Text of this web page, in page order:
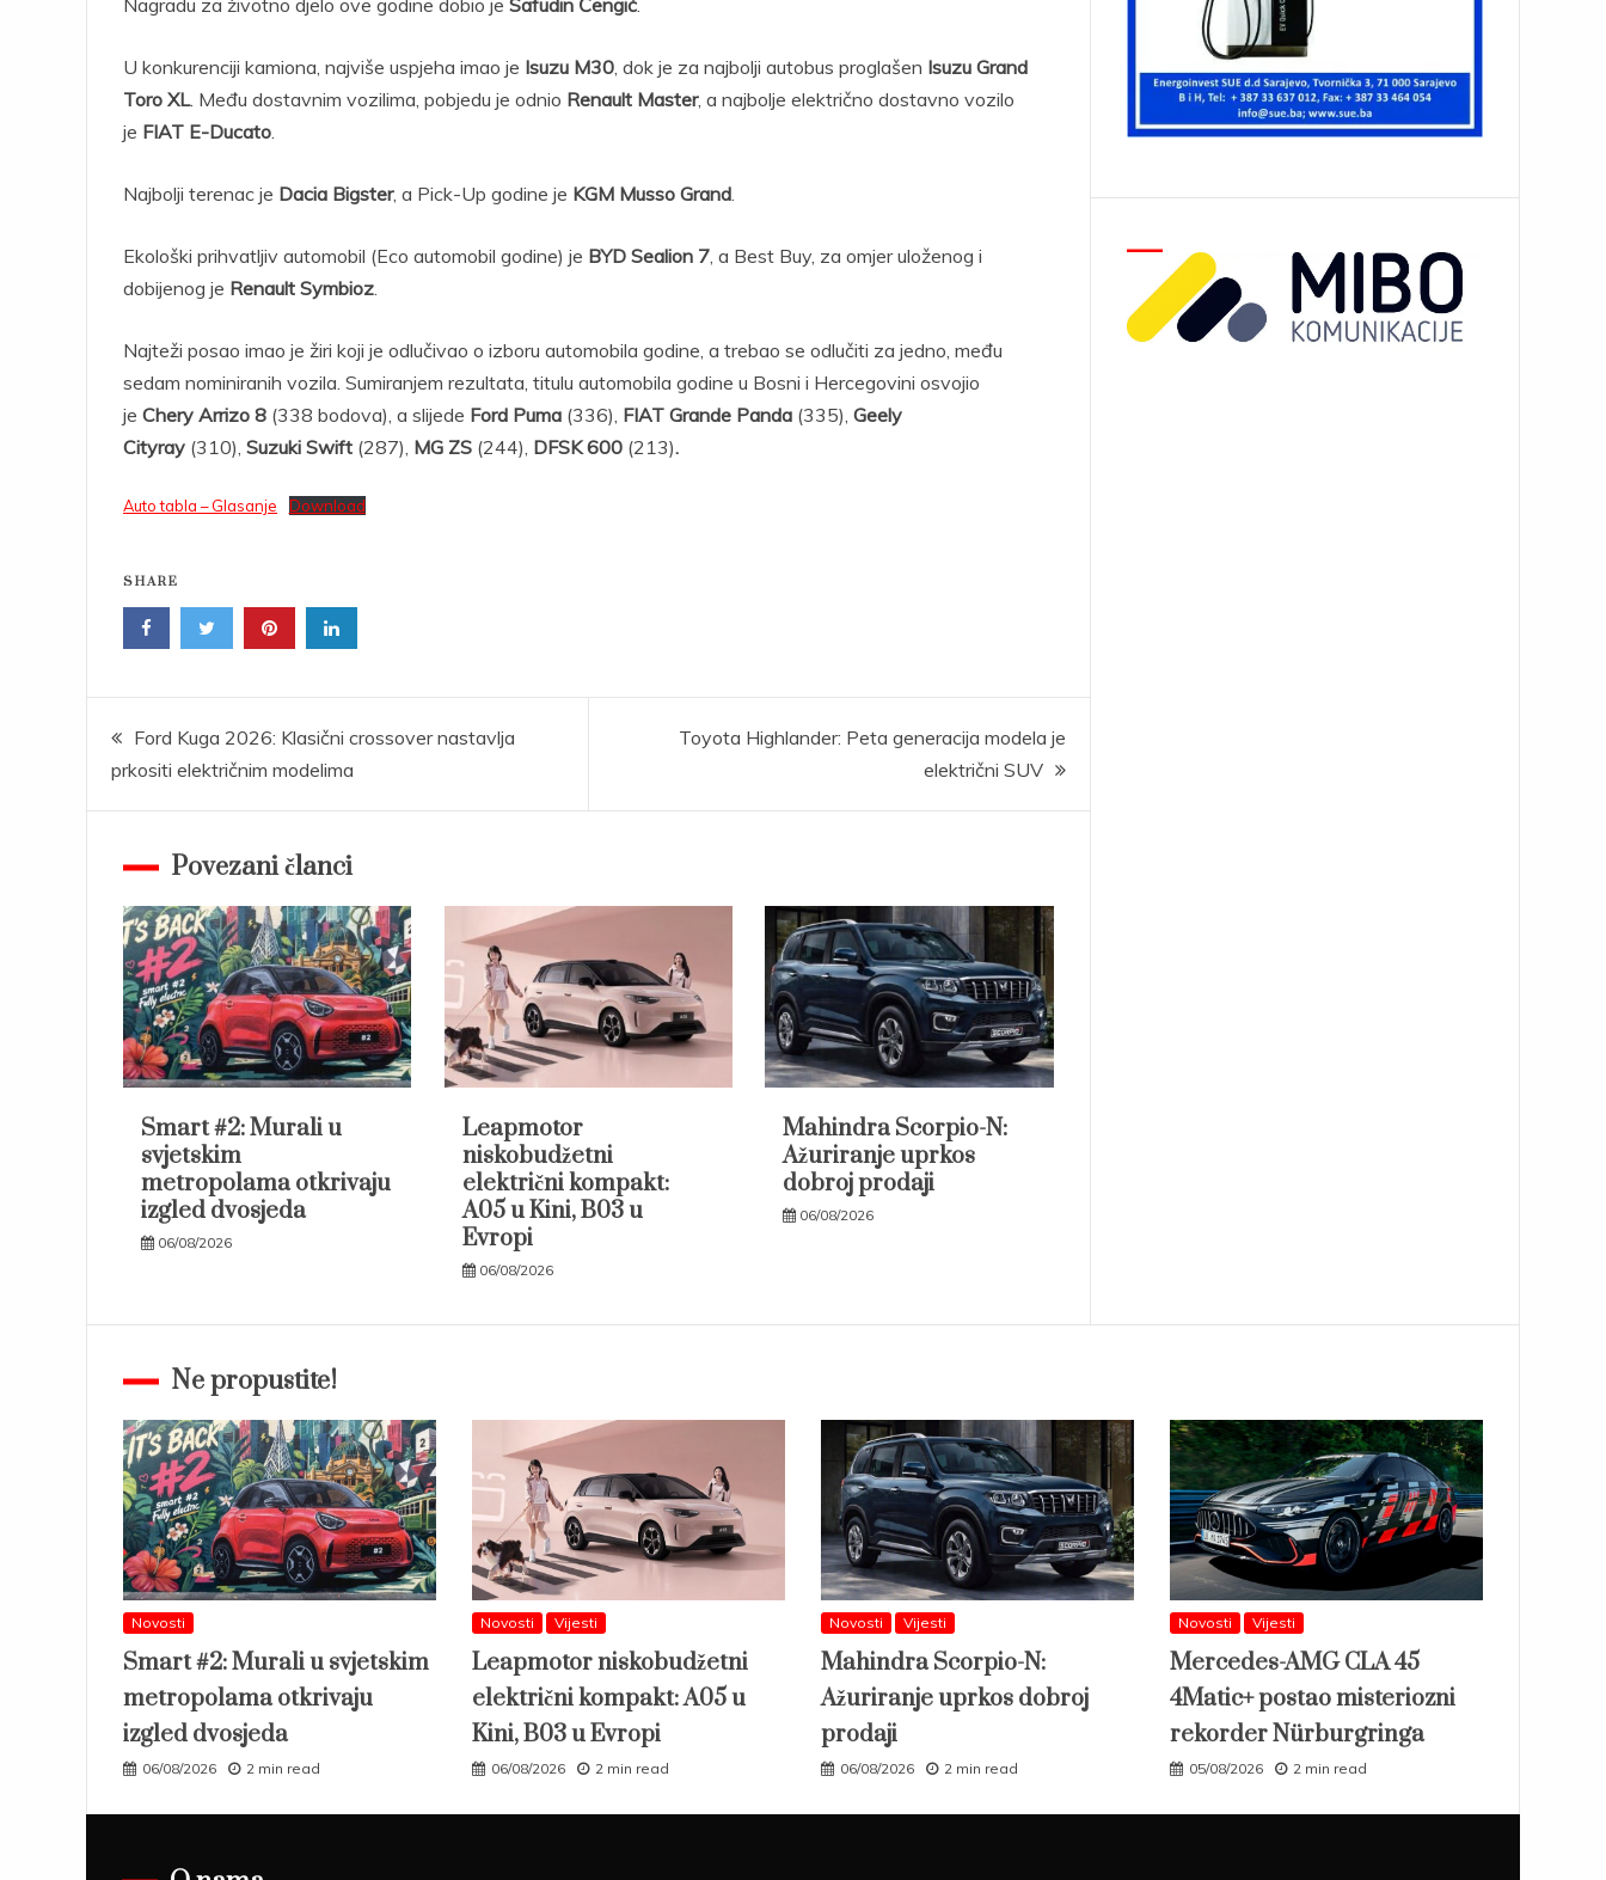
Nagradu za životno djelo ove godine dobio je Safudin Čengić.
U konkurenciji kamiona, najviše uspjeha imao je Isuzu M30, dok je za najbolji autobus proglašen Isuzu Grand
Toro XL. Među dostavnim vozilima, pobjedu je odnio Renault Master, a najbolje električno dostavno vozilo
je FIAT E-Ducato.
Najbolji terenac je Dacia Bigster, a Pick-Up godine je KGM Musso Grand.
Ekološki prihvatljiv automobil (Eco automobil godine) je BYD Sealion 7, a Best Buy, za omjer uloženog i
dobijenog je Renault Symbioz.
Najteži posao imao je žiri koji je odlučivao o izboru automobila godine, a trebao se odlučiti za jedno, među
sedam nominiranih vozila. Sumiranjem rezultata, titulu automobila godine u Bosni i Hercegovini osvojio
je Chery Arrizo 8 (338 bodova), a slijede Ford Puma (336), FIAT Grande Panda (335), Geely
Cityray (310), Suzuki Swift (287), MG ZS (244), DFSK 600 (213).
Auto tabla – Glasanje Download
SHARE
Post
navigation
Ford Kuga 2026: Klasični crossover nastavlja
prkositi električnim modelima
Toyota Highlander: Peta generacija modela je
električni SUV
Povezani članci
Smart #2: Murali u
svjetskim
metropolama otkrivaju
izgled dvosjeda
06/08/2026
Leapmotor
niskobudžetni
električni kompakt:
A05 u Kini, B03 u
Evropi
06/08/2026
Mahindra Scorpio-N:
Ažuriranje uprkos
dobroj prodaji
06/08/2026
Ne propustite!
Novosti
Smart #2: Murali u svjetskim
metropolama otkrivaju
izgled dvosjeda
06/08/2026 2 min read
Novosti Vijesti
Leapmotor niskobudžetni
električni kompakt: A05 u
Kini, B03 u Evropi
06/08/2026 2 min read
Novosti Vijesti
Mahindra Scorpio-N:
Ažuriranje uprkos dobroj
prodaji
06/08/2026 2 min read
Novosti Vijesti
Mercedes-AMG CLA 45
4Matic+ postao misteriozni
rekorder Nürburgringa
05/08/2026 2 min read